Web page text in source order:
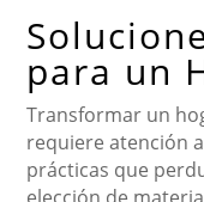
para un
Transformar un
requiere atención
prácticas que